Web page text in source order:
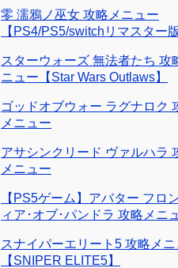
零 濡鴉ノ巫女 攻略メニュー
【PS4/PS5/switchリマスター版
スターウォーズ 無法者たち 攻
ニュー【Star Wars Outlaws】
ゴッドオブウォー ラグナロク
メニュー
アサシンクリード ヴァルハラ
メニュー
【PS5ゲーム】アバター フロ
ィア･オブ･パンドラ 攻略メニ
スナイパーエリート5 攻略メニ
【SNIPER ELITE5】